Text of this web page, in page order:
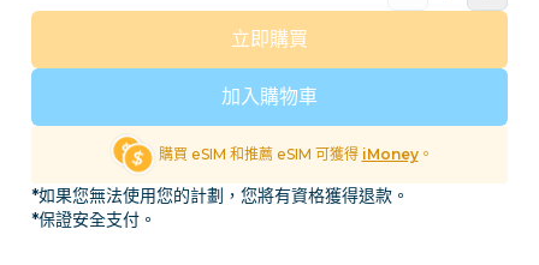
加入購物車
立即購買
購買 eSIM 和推薦 eSIM 可獲得 iMoney。
*如果您無法使用您的計劃，您將有資格獲得退款。
*保證安全支付。